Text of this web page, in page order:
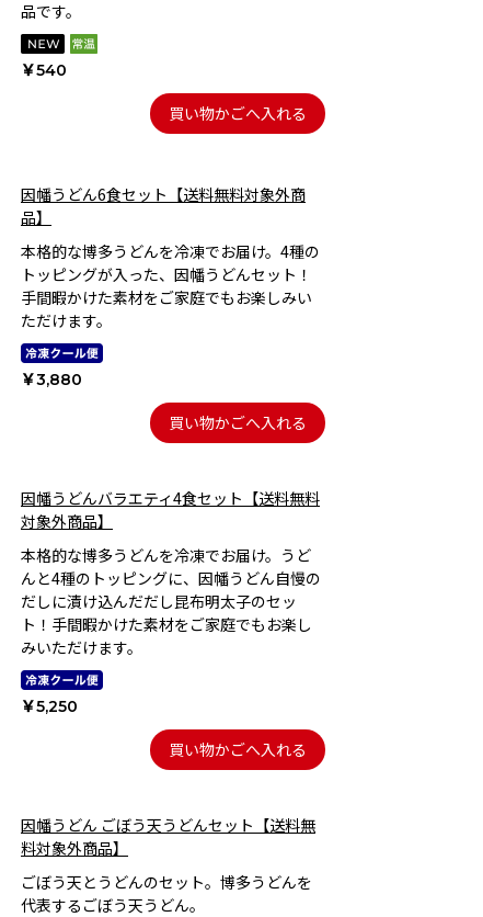
品です。
￥540
買い物かごへ入れる
因幡うどん6食セット【送料無料対象外商
品】
本格的な博多うどんを冷凍でお届け。4種の
トッピングが入った、因幡うどんセット！
手間暇かけた素材をご家庭でもお楽しみい
ただけます。
￥3,880
買い物かごへ入れる
因幡うどんバラエティ4食セット【送料無料
対象外商品】
本格的な博多うどんを冷凍でお届け。うど
んと4種のトッピングに、因幡うどん自慢の
だしに漬け込んだだし昆布明太子のセッ
ト！手間暇かけた素材をご家庭でもお楽し
みいただけます。
￥5,250
買い物かごへ入れる
因幡うどん ごぼう天うどんセット【送料無
料対象外商品】
ごぼう天とうどんのセット。博多うどんを
代表するごぼう天うどん。